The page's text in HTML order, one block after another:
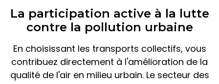
La participation active à la lutte
contre la pollution urbaine
En choisissant les transports collectifs, vous
contribuez directement à l'amélioration de la
qualité de l'air en milieu urbain. Le secteur des